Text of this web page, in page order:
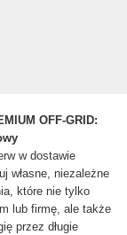
OFF-GRID:
w dostawie
własne, niezależne
które nie tylko
lub firmę, ale także
przez długie